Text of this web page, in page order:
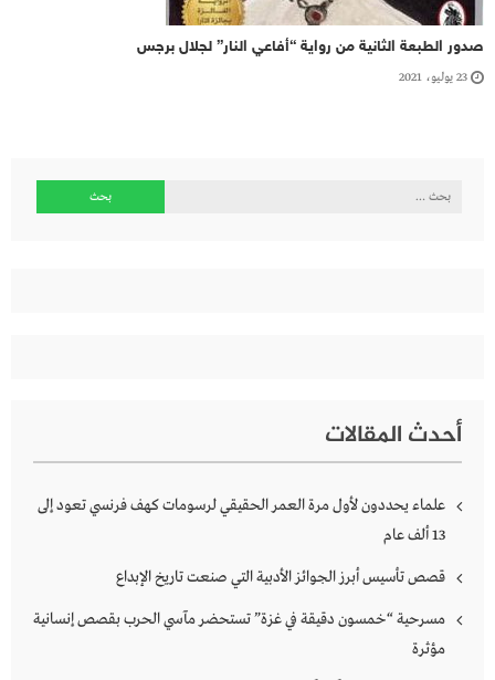
صدور الطبعة الثانية من رواية “أفاعي النار” لجلال برجس
23 يوليو، 2021
البحث
أحدث المقالات
علماء يحددون لأول مرة العمر الحقيقي لرسومات كهف فرنسي تعود إلى
13 ألف عام
قصص تأسيس أبرز الجوائز الأدبية التي صنعت تاريخ الإبداع
مسرحية “خمسون دقيقة في غزة” تستحضر مآسي الحرب بقصص إنسانية
مؤثرة